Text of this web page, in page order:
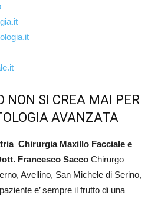
NON SI CREA MAI PER
AVANZATA
Chirurgia Maxillo Facciale e
Francesco Sacco Chirurgo
Avellino, San Michele di Serino,
e’ sempre il frutto di una